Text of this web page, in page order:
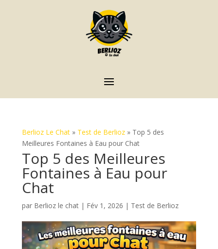
Berlioz Le Chat» Test de Berlioz» Top 5 des
Meilleures Fontaines à Eau pour Chat
Top 5 des Meilleures
Fontaines à Eau pour
Chat
par Berlioz le chat| Fév 1, 2026 | Test de Berlioz